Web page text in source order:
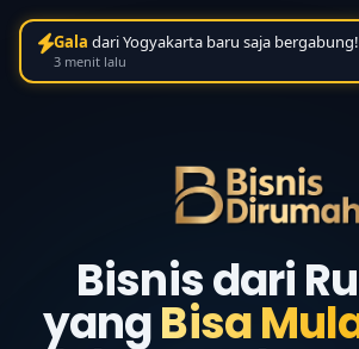
Gala dari Yogyakarta baru saja bergabung!
3 menit lalu